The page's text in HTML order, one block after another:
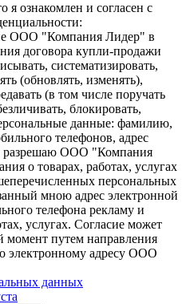
ознакомлен и согласен с
ООО "Компания Лидер" в
договора купли-продажи
систематизировать,
(обновлять, изменять),
(в том числе поручать
блокировать,
данные: фамилию,
телефонов, адрес
разрешаю ООО "Компания
о товарах, работах, услугах
персональных
мною адрес электронной
телефона рекламу и
услугах. Согласие может
путем направления
электронному адресу ООО
данных